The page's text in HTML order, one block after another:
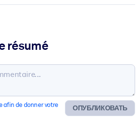
résumé
ОПУБЛИКОВАТЬ
afin de donner votre